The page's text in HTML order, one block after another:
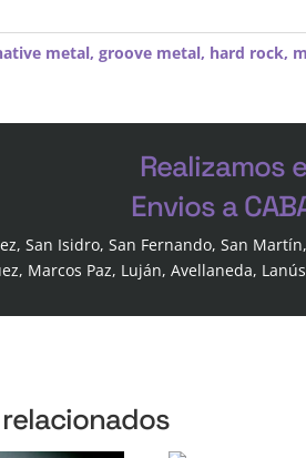
metal,groove metal, hard rock,
Realizamos
Envios a
San Isidro, San Fernando, San
Marcos Paz, Luján, Avellaneda,